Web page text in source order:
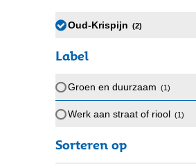
Oud-Krispijn (2)
Label
Groen en duurzaam (1)
Werk aan straat of riool (1)
Sorteren op